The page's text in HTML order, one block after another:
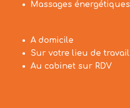
Massages énergétiques
A domicile
Sur votre lieu de travail
Au cabinet sur RDV